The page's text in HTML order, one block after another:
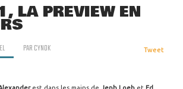
LA PREVIEW EN
PARCYNOK Tweet